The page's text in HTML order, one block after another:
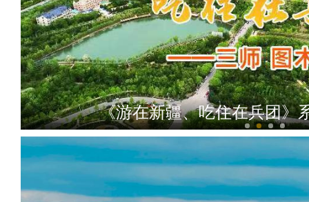
《游在新疆、吃住在兵团》